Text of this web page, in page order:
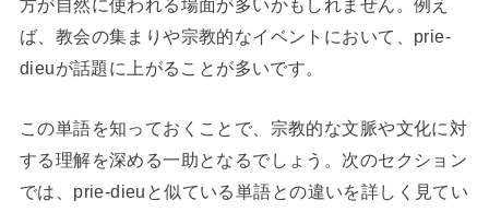
方が自然に使われる場面が多いかもしれません。例え
ば、教会の集まりや宗教的なイベントにおいて、prie-
dieuが話題に上がることが多いです。
この単語を知っておくことで、宗教的な文脈や文化に対
する理解を深める一助となるでしょう。次のセクション
では、prie-dieuと似ている単語との違いを詳しく見てい